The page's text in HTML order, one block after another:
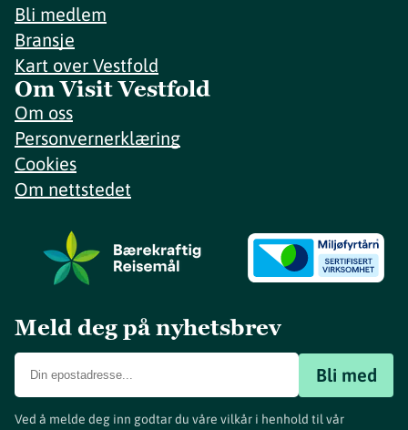
Bli medlem
Bransje
Kart over Vestfold
Om Visit Vestfold
Om oss
Personvernerklæring
Cookies
Om nettstedet
Meld deg på nyhetsbrev
Bli med
Ved å melde deg inn godtar du våre vilkår i henhold til vår